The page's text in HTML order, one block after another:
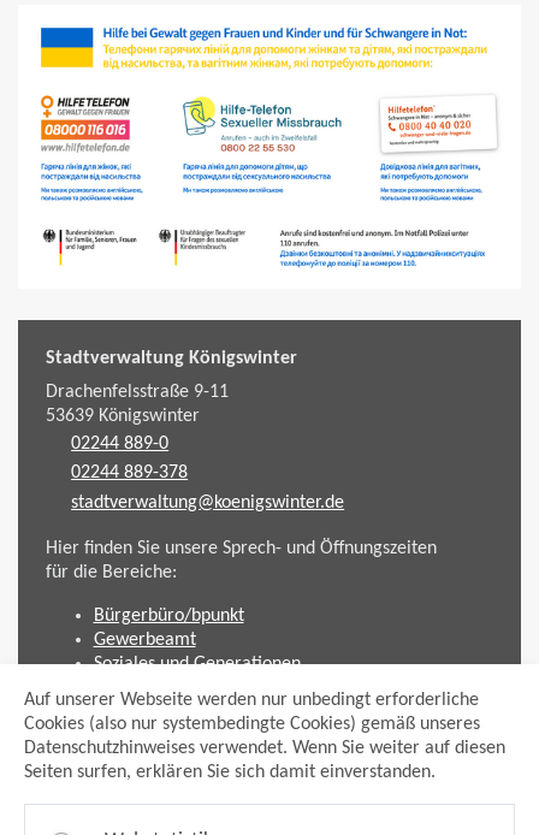
Auf unserer Webseite werden nur unbedingt erforderliche
Cookies (also nur systembedingte Cookies) gemäß unseres
Datenschutzhinweises verwendet. Wenn Sie weiter auf diesen
Seiten surfen, erklären Sie sich damit einverstanden.
Stadtverwaltung Königswinter
Drachenfelsstraße 9-11
53639Königswinter
02244 889-0
02244 889-378
stadtverwaltung@koenigswinter.de
Hier finden Sie unsere Sprech- und Öffnungszeiten
für die Bereiche:
Bürgerbüro/bpunkt
Gewerbeamt
Soziales und Generationen
Standesamt
Friedhofsverwaltung
Planen und Bauen (Bauamt)
Impressum
Datenschutzhinweis